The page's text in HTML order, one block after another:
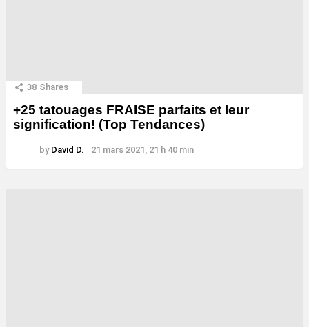
38 Shares
+25 tatouages ​​FRAISE parfaits et leur
signification! (Top Tendances)
by David D. 21 mars 2021, 21 h 40 min